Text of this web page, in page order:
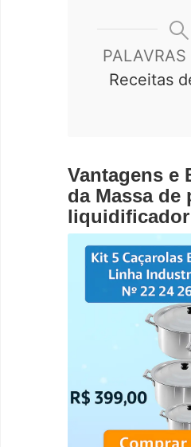
Receitas
Vantagens e
da Massa de
liquidificador